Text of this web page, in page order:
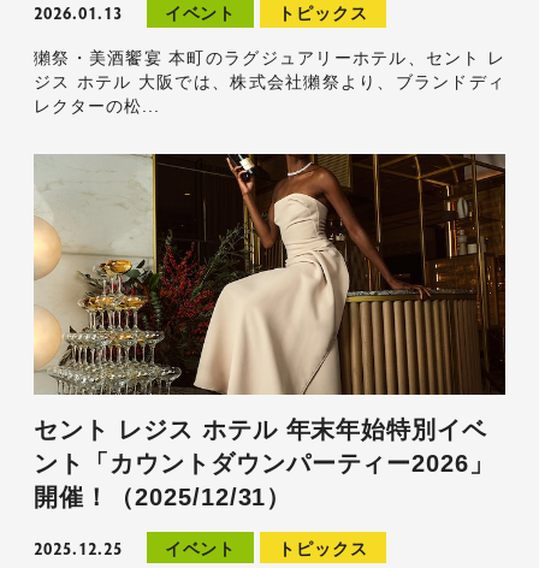
2026.01.13 イベント トピックス
獺祭・美酒饗宴 本町のラグジュアリーホテル、セント レ
ジス ホテル 大阪では、株式会社獺祭より、ブランドディ
レクターの松...
セント レジス ホテル 年末年始特別イベ
ント「カウントダウンパーティー2026」
開催！（2025/12/31）
2025.12.25 イベント トピックス